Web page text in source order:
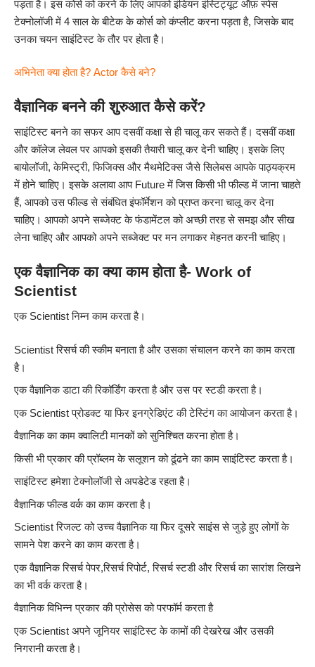
पड़ता है। इस कोर्स को करने के लिए आपको इंडियन इंस्टिट्यूट ऑफ़ स्पेस
टेक्नोलॉजी में 4 साल के बीटेक के कोर्स को कंप्लीट करना पड़ता है, जिसके बाद
उनका चयन साइंटिस्ट के तौर पर होता है।
अभिनेता क्या होता है? Actor कैसे बने?
वैज्ञानिक बनने की शुरुआत कैसे करें?
साइंटिस्ट बनने का सफर आप दसवीं कक्षा से ही चालू कर सकते हैं। दसवीं कक्षा
और कॉलेज लेवल पर आपको इसकी तैयारी चालू कर देनी चाहिए। इसके लिए
बायोलॉजी, केमिस्ट्री, फिजिक्स और मैथमेटिक्स जैसे सिलेबस आपके पाठ्यक्रम
में होने चाहिए। इसके अलावा आप Future में जिस किसी भी फील्ड में जाना चाहते
हैं, आपको उस फील्ड से संबंधित इंफॉर्मेशन को प्राप्त करना चालू कर देना
चाहिए। आपको अपने सब्जेक्ट के फंडामेंटल को अच्छी तरह से समझ और सीख
लेना चाहिए और आपको अपने सब्जेक्ट पर मन लगाकर मेहनत करनी चाहिए।
एक वैज्ञानिक का क्या काम होता है- Work of
Scientist
एक Scientist निम्न काम करता है।
Scientist रिसर्च की स्कीम बनाता है और उसका संचालन करने का काम करता
है।
एक वैज्ञानिक डाटा की रिकॉर्डिंग करता है और उस पर स्टडी करता है।
एक Scientist प्रोडक्ट या फिर इनग्रेडिएंट की टेस्टिंग का आयोजन करता है।
वैज्ञानिक का काम क्वालिटी मानकों को सुनिश्चित करना होता है।
किसी भी प्रकार की प्रॉब्लम के सलूशन को ढूंढने का काम साइंटिस्ट करता है।
साइंटिस्ट हमेशा टेक्नोलॉजी से अपडेटेड रहता है।
वैज्ञानिक फील्ड वर्क का काम करता है।
Scientist रिजल्ट को उच्च वैज्ञानिक या फिर दूसरे साइंस से जुड़े हुए लोगों के
सामने पेश करने का काम करता है।
एक वैज्ञानिक रिसर्च पेपर,रिसर्च रिपोर्ट, रिसर्च स्टडी और रिसर्च का सारांश लिखने
का भी वर्क करता है।
वैज्ञानिक विभिन्न प्रकार की प्रोसेस को परफॉर्म करता है
एक Scientist अपने जूनियर साइंटिस्ट के कामों की देखरेख और उसकी
निगरानी करता है।